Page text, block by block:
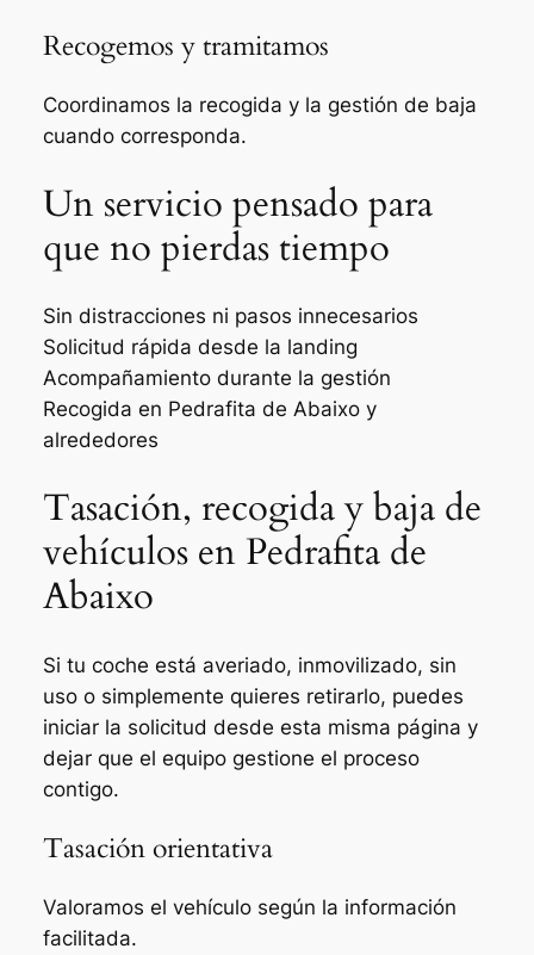
Recogemos y tramitamos
Coordinamos la recogida y la gestión de baja
cuando corresponda.
Un servicio pensado para
que no pierdas tiempo
Sin distracciones ni pasos innecesarios
Solicitud rápida desde la landing
Acompañamiento durante la gestión
Recogida en Pedrafita de Abaixo y
alrededores
Tasación, recogida y baja de
vehículos en Pedrafita de
Abaixo
Si tu coche está averiado, inmovilizado, sin
uso o simplemente quieres retirarlo, puedes
iniciar la solicitud desde esta misma página y
dejar que el equipo gestione el proceso
contigo.
Tasación orientativa
Valoramos el vehículo según la información
facilitada.